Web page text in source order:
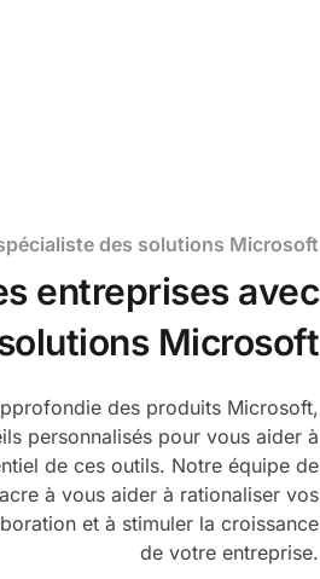
des solutions Microsoft
entreprises avec
Microsoft
des produits Microsoft,
personnalisés pour vous aider à
de ces outils. Notre équipe de
à vous aider à rationaliser vos
et à stimuler la croissance
de votre entreprise.